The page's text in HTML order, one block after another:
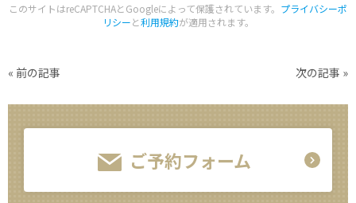
このサイトはreCAPTCHAとGoogleによって保護されています。 プライバシーポ
リシーと利用規約が適用されます。
« 前の記事 次の記事 »
ご予約フォーム